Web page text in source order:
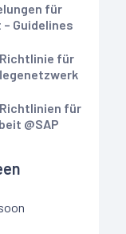
für
Guidelines
für
für
@SAP